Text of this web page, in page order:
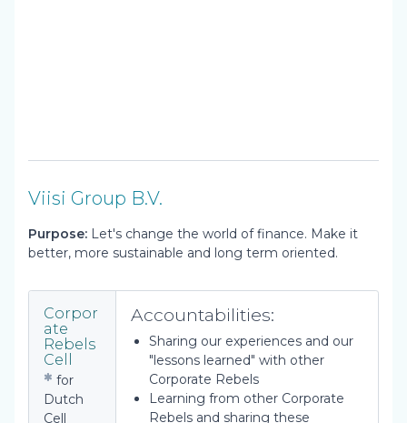
Viisi Group B.V.
Purpose: Let's change the world of finance. Make it
better, more sustainable and long term oriented.
Corpor
ate
Rebels
Cell
for
Dutch
Cell
Accountabilities:
Sharing our experiences and our
"lessons learned" with other
Corporate Rebels
Learning from other Corporate
Rebels and sharing these